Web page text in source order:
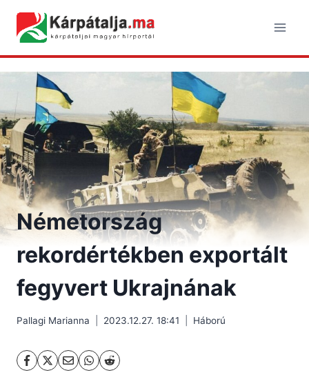
content
Németország
rekordértékben exportált
fegyvert Ukrajnának
Pallagi Marianna 2023.12.27. 18:41 Háború